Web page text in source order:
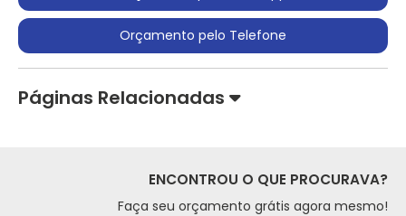
Orçamento pelo Telefone
Páginas Relacionadas
ENCONTROU O QUE PROCURAVA?
Faça seu orçamento grátis agora mesmo!